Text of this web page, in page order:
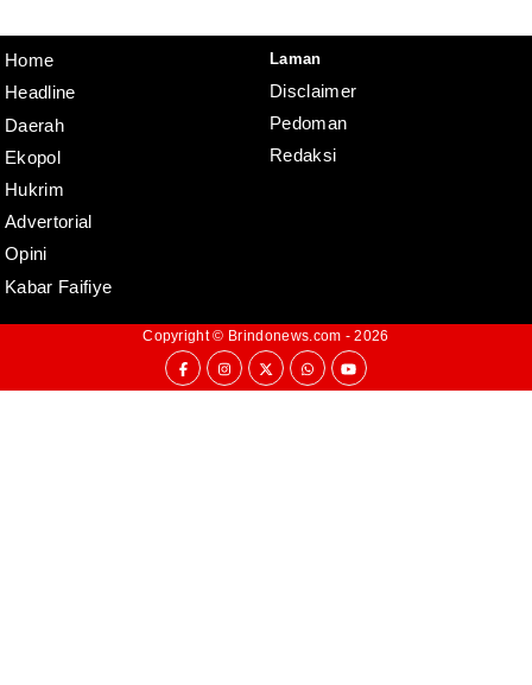
Home
Headline
Daerah
Ekopol
Hukrim
Advertorial
Opini
Kabar Faifiye
Laman
Disclaimer
Pedoman
Redaksi
Copyright © Brindonews.com - 2026